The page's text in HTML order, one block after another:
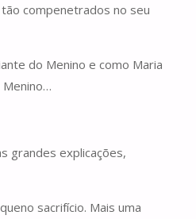
compenetrados no seu
do Menino e como Maria
Menino…
grandes explicações,
sacrifício. Mais uma